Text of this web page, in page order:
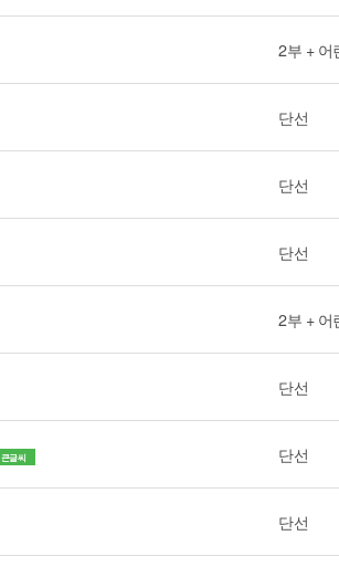
2부 + 어
단선
단선
단선
2부 + 어
단선
큰글씨 단선
단선